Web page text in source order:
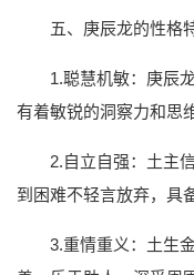
五、庚辰龙的性格
1.聪慧机敏：庚辰
有着敏锐的洞察力和思
2.自立自强：土主
到困难不轻言放弃，具
3.重情重义：土生